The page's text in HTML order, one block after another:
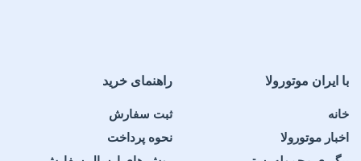
با ایران موتورولا
خانه
اخبار موتورولا
راهنمای خرید
ثبت سفارش
نحوه پرداخت